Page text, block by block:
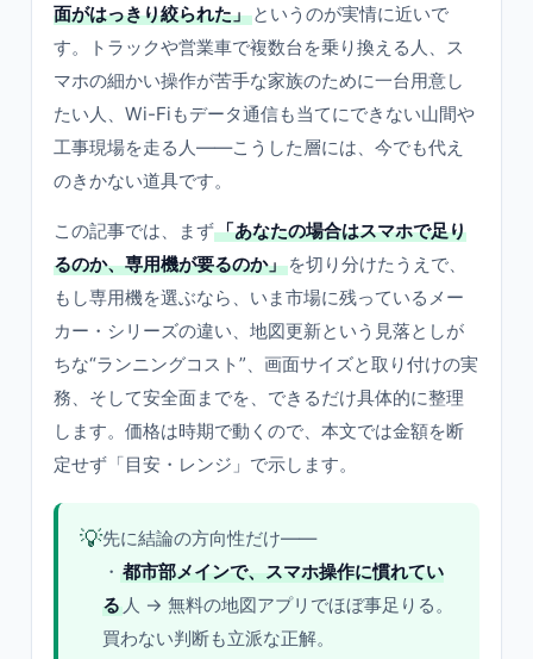
面がはっきり絞られた」 というのが実情に近いで
す。トラックや営業車で複数台を乗り換える人、ス
マホの細かい操作が苦手な家族のために一台用意し
たい人、Wi-Fiもデータ通信も当てにできない山間や
工事現場を走る人——こうした層には、今でも代え
のきかない道具です。
この記事では、まず「あなたの場合はスマホで足り
るのか、専用機が要るのか」 を切り分けたうえで、
もし専用機を選ぶなら、いま市場に残っているメー
カー・シリーズの違い、地図更新という見落としが
ちな“ランニングコスト”、画面サイズと取り付けの実
務、そして安全面までを、できるだけ具体的に整理
します。価格は時期で動くので、本文では金額を断
定せず「目安・レンジ」で示します。
💡先に結論の方向性だけ——
・ 都市部メインで、スマホ操作に慣れてい
る 人 → 無料の地図アプリでほぼ事足りる。
買わない判断も立派な正解。